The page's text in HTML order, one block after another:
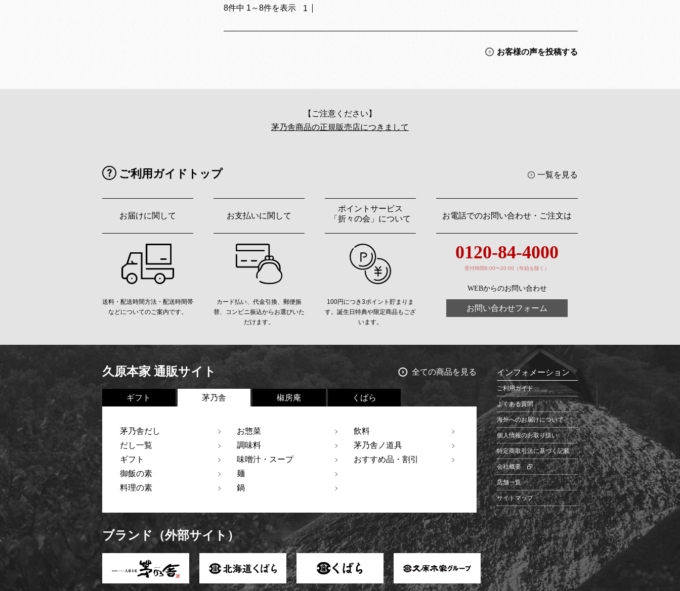
8件中 1 ～8件を表示 1
お客様の声を投稿する
【ご注意ください】
茅乃舎商品の正規販売店につきまして
ご利用ガイドトップ 一覧を見る
お届けに関して
送料・配送時間方法・配送時間帯
などについてのご案内です。
お支払いに関して
カード払い、代金引換、郵便振
替、コンビニ振込からお選びいた
だけます。
ポイントサービス
「折々の会」について
100円につき3ポイント貯まりま
す。誕生日特典や限定商品もござ
います。
お電話でのお問い合わせ・ご注文は
0120-84-4000
受付時間8:00〜20:00（年始を除く）
WEBからのお問い合わせ
お問い合わせフォーム
久原本家 通販サイト 全ての商品を見る
ギフト 茅乃舎 椒房庵 くばら
茅乃舎だし
だし一覧
ギフト
御飯の素
料理の素
お惣菜
調味料
味噌汁・スープ
麺
鍋
飲料
茅乃舎ノ道具
おすすめ品・割引
インフォメーション
ご利用ガイド
よくある質問
海外へのお届けについて
個人情報のお取り扱い
特定商取引法に基づく記載
会社概要
店舗一覧
サイトマップ
ブランド（外部サイト）